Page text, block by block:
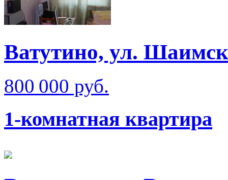
Ватутино, ул.
800 000 руб.
1-комнатная квартира